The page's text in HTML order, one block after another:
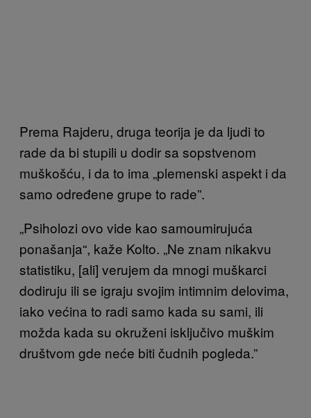
Prema Rajderu, druga teorija je da ljudi to
rade da bi stupili u dodir sa sopstvenom
muškošću, i da to ima „plemenski aspekt i da
samo određene grupe to rade”.
„Psiholozi ovo vide kao samoumirujuća
ponašanja“, kaže Kolto. „Ne znam nikakvu
statistiku, [ali] verujem da mnogi muškarci
dodiruju ili se igraju svojim intimnim delovima,
iako većina to radi samo kada su sami, ili
možda kada su okruženi isključivo muškim
društvom gde neće biti čudnih pogleda.”